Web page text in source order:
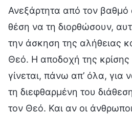
Ανεξάρτητα από τον βαθμό
θέση να τη διορθώσουν,
την άσκηση της αλήθειας
Θεό. Η αποδοχή της κρίσης
γίνεται, πάνω απ’ όλα, για
τη διεφθαρμένη του
τον Θεό. Και αν οι